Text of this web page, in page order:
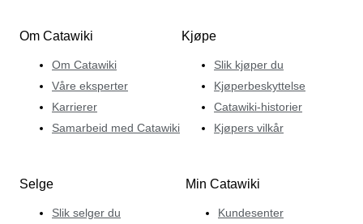
Om Catawiki
Om Catawiki
Våre eksperter
Karrierer
Samarbeid med Catawiki
Kjøpe
Slik kjøper du
Kjøperbeskyttelse
Catawiki-historier
Kjøpers vilkår
Selge
Slik selger du
Min Catawiki
Kundesenter